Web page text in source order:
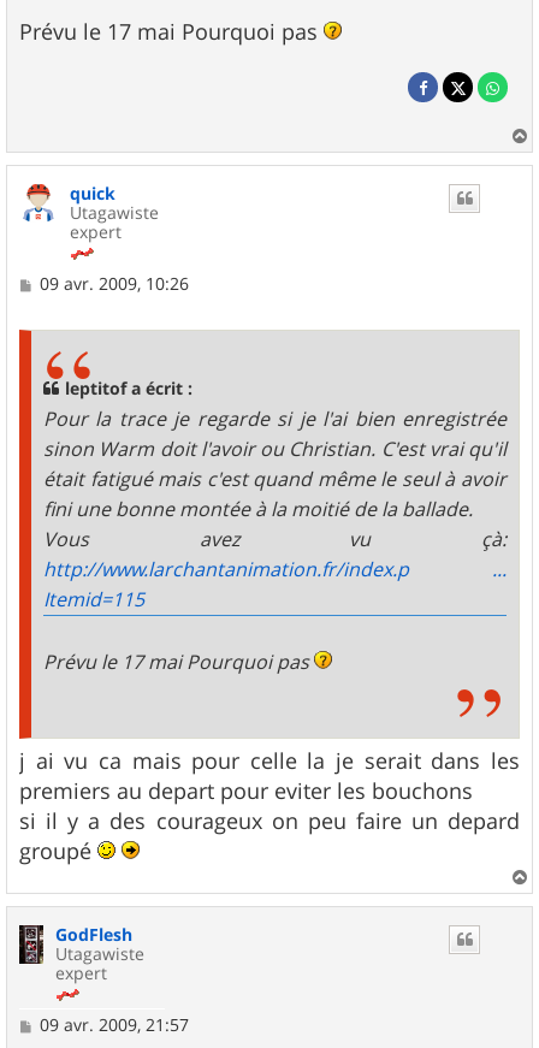
Prévu le 17 mai Pourquoi pas
a
quick
Utagawiste
expert
M
09 avr. 2009, 10:26
leptitof a écrit :
Pour la trace je regarde si je l'ai bien enregistrée
sinon Warm doit l'avoir ou Christian. C'est vrai qu'il
était fatigué mais c'est quand même le seul à avoir
fini une bonne montée à la moitié de la ballade.
Vous avez vu çà:
http://www.larchantanimation.fr/index.p ...
Itemid=115
Prévu le 17 mai Pourquoi pas
j ai vu ca mais pour celle la je serait dans les
premiers au depart pour eviter les bouchons
si il y a des courageux on peu faire un depard
groupé
a
GodFlesh
Utagawiste
expert
M
09 avr. 2009, 21:57